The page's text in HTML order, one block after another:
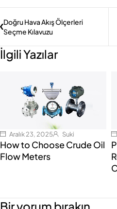
Doğru Hava Akış Ölçerleri
Seçme Kılavuzu
İlgili Yazılar
Aralık 23, 2025 Suki
How to Choose Crude Oil
Flow Meters
Bir yorum bırakın